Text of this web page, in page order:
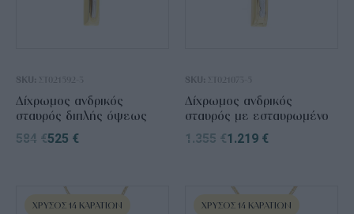
SKU: ΣΤ021592-3
Δίχρωμος ανδρικός
σταυρός διπλής όψεως
584 €525 €
SKU: ΣΤ021073-5
Δίχρωμος ανδρικός
σταυρός με εσταυρωμένο
1.355 €1.219 €
ΧΡΥΣΌΣ 14 ΚΑΡΑΤΊΩΝ ΧΡΥΣΌΣ 14 ΚΑΡΑΤΊΩΝ